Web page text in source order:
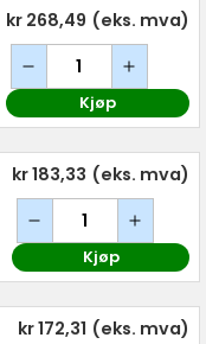
kr 268,49 (eks. mva)
Kjøp
kr 183,33 (eks. mva)
Kjøp
kr 172,31 (eks. mva)